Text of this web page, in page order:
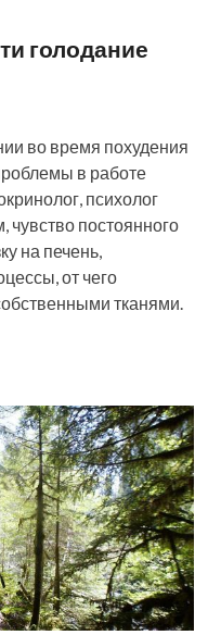
голодание
во время похудения
в работе
психолог
чувство постоянного
на печень,
от чего
тканями.